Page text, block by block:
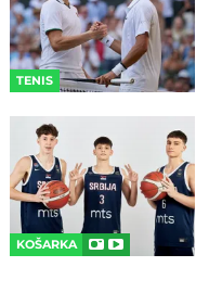
TENIS
KOŠARKA